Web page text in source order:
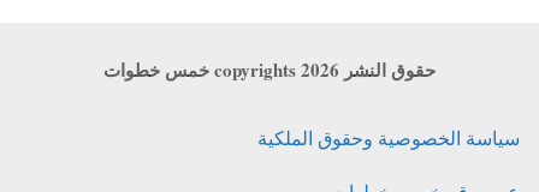
حقوق النشر copyrights 2026 خمس خطوات
سياسة الخصوصية وحقوق الملكية